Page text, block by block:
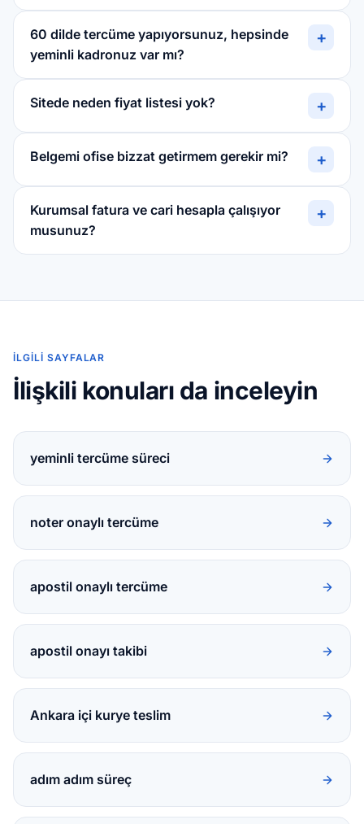
60 dilde tercüme yapıyorsunuz, hepsinde
yeminli kadronuz var mı?
+
Sitede neden fiyat listesi yok? +
Belgemi ofise bizzat getirmem gerekir mi? +
Kurumsal fatura ve cari hesapla çalışıyor
musunuz?
+
İLGILI SAYFALAR
İlişkili konuları da inceleyin
yeminli tercüme süreci
noter onaylı tercüme
apostil onaylı tercüme
apostil onayı takibi
Ankara içi kurye teslim
adım adım süreç